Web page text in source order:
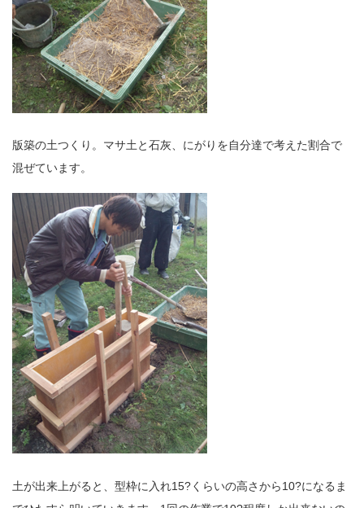
版築の土つくり。マサ土と石灰、にがりを自分達で考えた割合で
混ぜています。
土が出来上がると、型枠に入れ15?くらいの高さから10?になるま